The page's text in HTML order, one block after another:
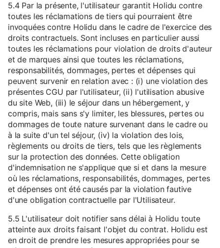
5.4 Par la présente, l'utilisateur garantit Holidu contre
toutes les réclamations de tiers qui pourraient être
invoquées contre Holidu dans le cadre de l'exercice des
droits contractuels. Sont incluses en particulier aussi
toutes les réclamations pour violation de droits d'auteur
et de marques ainsi que toutes les réclamations,
responsabilités, dommages, pertes et dépenses qui
peuvent survenir en relation avec : (i) une violation des
présentes CGU par l'utilisateur, (ii) l'utilisation abusive
du site Web, (iii) le séjour dans un hébergement, y
compris, mais sans s'y limiter, les blessures, pertes ou
dommages de toute nature survenant dans le cadre ou
à la suite d'un tel séjour, (iv) la violation des lois,
règlements ou droits de tiers, tels que les règlements
sur la protection des données. Cette obligation
d'indemnisation ne s'applique que si et dans la mesure
où les réclamations, responsabilités, dommages, pertes
et dépenses ont été causés par la violation fautive
d'une obligation contractuelle par l'Utilisateur.
5.5 L'utilisateur doit notifier sans délai à Holidu toute
atteinte aux droits faisant l'objet du contrat. Holidu est
en droit de prendre les mesures appropriées pour se